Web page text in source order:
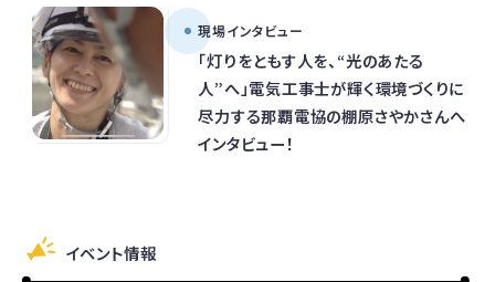
現場インタビュー
「灯りをともす人を、“光のあたる
人”へ」電気工事士が輝く環境づくりに
尽力する那覇電協の棚原さやかさんへ
インタビュー！
イベント情報